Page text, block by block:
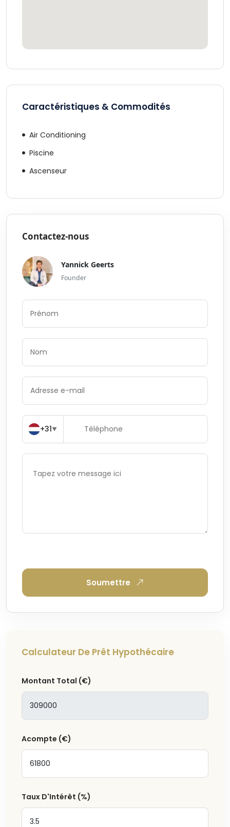
Acheter quelque chose à
Recevez des parcelles récemment recommandées,
affaires à Torrevieja,une fois par semaine dans votre
Souhaitez-vous étendre votre recherche par région ?
Caractéristiques & Commodités
Air Conditioning
Piscine
Ascenseur
Contactez-nous
Yannick Geerts
Founder
+31▼
Soumettre
Calculateur De Prêt Hypothécaire
Montant Total (€)
Acompte (€)
Taux D'Intérêt (%)